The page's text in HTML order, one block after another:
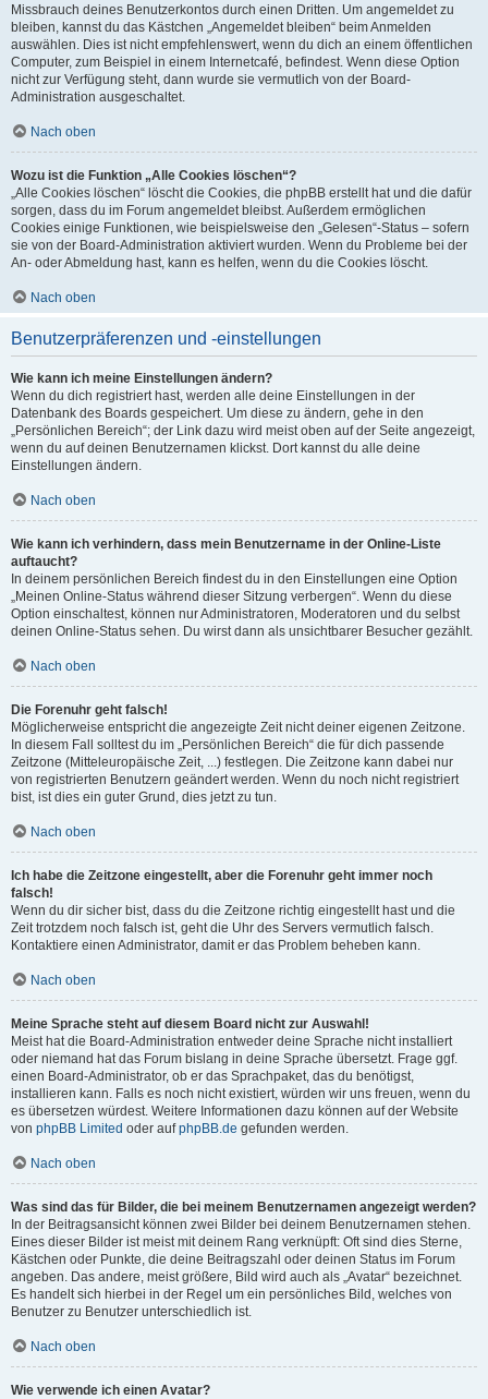
Missbrauch deines Benutzerkontos durch einen Dritten. Um angemeldet zu
bleiben, kannst du das Kästchen „Angemeldet bleiben“ beim Anmelden
auswählen. Dies ist nicht empfehlenswert, wenn du dich an einem öffentlichen
Computer, zum Beispiel in einem Internetcafé, befindest. Wenn diese Option
nicht zur Verfügung steht, dann wurde sie vermutlich von der Board-
Administration ausgeschaltet.
Nach oben
Wozu ist die Funktion „Alle Cookies löschen“?
„Alle Cookies löschen“ löscht die Cookies, die phpBB erstellt hat und die dafür
sorgen, dass du im Forum angemeldet bleibst. Außerdem ermöglichen
Cookies einige Funktionen, wie beispielsweise den „Gelesen“-Status – sofern
sie von der Board-Administration aktiviert wurden. Wenn du Probleme bei der
An- oder Abmeldung hast, kann es helfen, wenn du die Cookies löscht.
Nach oben
Benutzerpräferenzen und -einstellungen
Wie kann ich meine Einstellungen ändern?
Wenn du dich registriert hast, werden alle deine Einstellungen in der
Datenbank des Boards gespeichert. Um diese zu ändern, gehe in den
„Persönlichen Bereich“; der Link dazu wird meist oben auf der Seite angezeigt,
wenn du auf deinen Benutzernamen klickst. Dort kannst du alle deine
Einstellungen ändern.
Nach oben
Wie kann ich verhindern, dass mein Benutzername in der Online-Liste
auftaucht?
In deinem persönlichen Bereich findest du in den Einstellungen eine Option
„Meinen Online-Status während dieser Sitzung verbergen“. Wenn du diese
Option einschaltest, können nur Administratoren, Moderatoren und du selbst
deinen Online-Status sehen. Du wirst dann als unsichtbarer Besucher gezählt.
Nach oben
Die Forenuhr geht falsch!
Möglicherweise entspricht die angezeigte Zeit nicht deiner eigenen Zeitzone.
In diesem Fall solltest du im „Persönlichen Bereich“ die für dich passende
Zeitzone (Mitteleuropäische Zeit, ...) festlegen. Die Zeitzone kann dabei nur
von registrierten Benutzern geändert werden. Wenn du noch nicht registriert
bist, ist dies ein guter Grund, dies jetzt zu tun.
Nach oben
Ich habe die Zeitzone eingestellt, aber die Forenuhr geht immer noch
falsch!
Wenn du dir sicher bist, dass du die Zeitzone richtig eingestellt hast und die
Zeit trotzdem noch falsch ist, geht die Uhr des Servers vermutlich falsch.
Kontaktiere einen Administrator, damit er das Problem beheben kann.
Nach oben
Meine Sprache steht auf diesem Board nicht zur Auswahl!
Meist hat die Board-Administration entweder deine Sprache nicht installiert
oder niemand hat das Forum bislang in deine Sprache übersetzt. Frage ggf.
einen Board-Administrator, ob er das Sprachpaket, das du benötigst,
installieren kann. Falls es noch nicht existiert, würden wir uns freuen, wenn du
es übersetzen würdest. Weitere Informationen dazu können auf der Website
von phpBB Limited oder aufphpBB.de gefunden werden.
Nach oben
Was sind das für Bilder, die bei meinem Benutzernamen angezeigt werden?
In der Beitragsansicht können zwei Bilder bei deinem Benutzernamen stehen.
Eines dieser Bilder ist meist mit deinem Rang verknüpft: Oft sind dies Sterne,
Kästchen oder Punkte, die deine Beitragszahl oder deinen Status im Forum
angeben. Das andere, meist größere, Bild wird auch als „Avatar“ bezeichnet.
Es handelt sich hierbei in der Regel um ein persönliches Bild, welches von
Benutzer zu Benutzer unterschiedlich ist.
Nach oben
Wie verwende ich einen Avatar?